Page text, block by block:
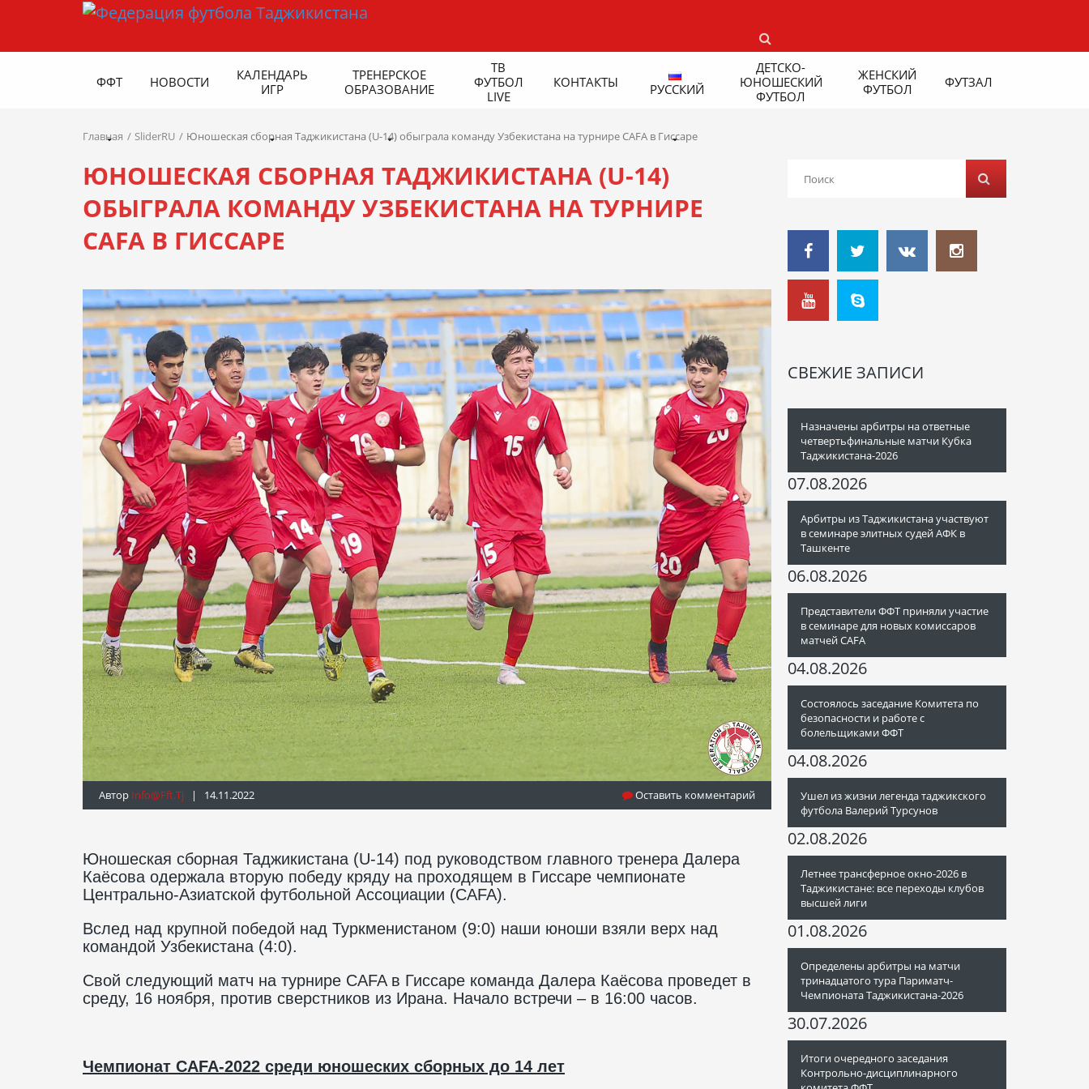
ФФТ НОВОСТИ
КАЛЕНДАРЬ
ИГР
ТРЕНЕРСКОЕ
ОБРАЗОВАНИЕ
ТВ
ФУТБОЛ
LIVE
КОНТАКТЫ РУССКИЙ
ДЕТСКО-
ЮНОШЕСКИЙ
ФУТБОЛ
ЖЕНСКИЙ
ФУТБОЛ
ФУТЗАЛ
Главная SliderRU Юношеская сборная Таджикистана (U-14) обыграла команду Узбекистана на турнире CAFA в Гиссаре
ЮНОШЕСКАЯ СБОРНАЯ ТАДЖИКИСТАНА (U-14)
ОБЫГРАЛА КОМАНДУ УЗБЕКИСТАНА НА ТУРНИРЕ
CAFA В ГИССАРЕ
Автор Info@fft.tj | 14.11.2022 Оставить комментарий
Юношеская сборная Таджикистана (U-14) под руководством главного тренера Далера
Каёсова одержала вторую победу кряду на проходящем в Гиссаре чемпионате
Центрально-Азиатской футбольной Ассоциации (CAFA).
Вслед над крупной победой над Туркменистаном (9:0) наши юноши взяли верх над
командой Узбекистана (4:0).
Свой следующий матч на турнире CAFA в Гиссаре команда Далера Каёсова проведет в
среду, 16 ноября, против сверстников из Ирана. Начало встречи – в 16:00 часов.
Чемпионат CAFA-2022 среди юношеских сборных до 14 лет
СВЕЖИЕ ЗАПИСИ
Назначены арбитры на ответные
четвертьфинальные матчи Кубка
Таджикистана-2026
07.08.2026
Арбитры из Таджикистана участвуют
в семинаре элитных судей АФК в
Ташкенте
06.08.2026
Представители ФФТ приняли участие
в семинаре для новых комиссаров
матчей CAFA
04.08.2026
Состоялось заседание Комитета по
безопасности и работе с
болельщиками ФФТ
04.08.2026
Ушел из жизни легенда таджикского
футбола Валерий Турсунов
02.08.2026
Летнее трансферное окно-2026 в
Таджикистане: все переходы клубов
высшей лиги
01.08.2026
Определены арбитры на матчи
тринадцатого тура Париматч-
Чемпионата Таджикистана-2026
30.07.2026
Итоги очередного заседания
Контрольно-дисциплинарного